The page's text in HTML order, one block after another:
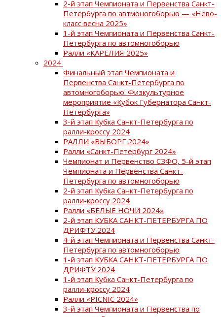
2-й этап Чемпионата и Первенства Санкт-
Петербурга по автмоногоборью — «Нево-
класс весна 2025»
1-й этап Чемпионата и Первенства Санкт-
Петербурга по автомногоборью
Ралли «КАРЕЛИЯ 2025»
2024
Финальный этап Чемпионата и
Первенства Санкт-Петербурга по
автомногоборью. Физкультурное
мероприятие «Кубок Губернатора Санкт-
Петербурга»
3-й этап Кубка Санкт-Петербурга по
ралли-кроссу 2024
РАЛЛИ «ВЫБОРГ 2024»
Ралли «Санкт-Петербург 2024»
Чемпионат и Первенство СЗФО, 5-й этап
Чемпионата и Первенства Санкт-
Петербурга по автомногоборью
2-й этап Кубка Санкт-Петербурга по
ралли-кроссу 2024
Ралли «БЕЛЫЕ НОЧИ 2024»
2-й этап КУБКА САНКТ-ПЕТЕРБУРГА ПО
ДРИФТУ 2024
4-й этап Чемпионата и Первенства Санкт-
Петербурга по автомногоборью
1-й этап КУБКА САНКТ-ПЕТЕРБУРГА ПО
ДРИФТУ 2024
1-й этап Кубка Санкт-Петербурга по
ралли-кроссу 2024
Ралли «PICNIC 2024»
3-й этап Чемпионата и Первенства по